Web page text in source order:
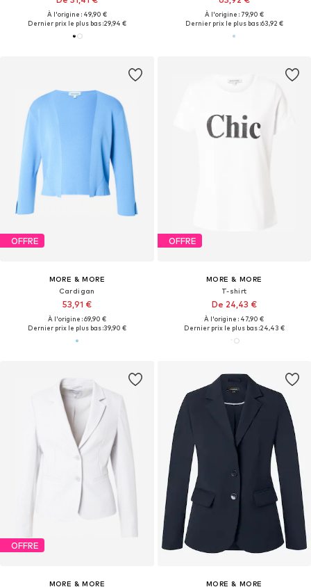
À l'origine : 49,90 €
Dernier prix le plus bas :29,94 €
À l'origine : 79,90 €
Dernier prix le plus bas :63,92 €
OFFRE
MORE & MORE
Cardigan
53,91 €
À l'origine : 69,90 €
Dernier prix le plus bas :39,90 €
OFFRE
MORE & MORE
T-shirt
De 24,43 €
À l'origine : 47,90 €
Dernier prix le plus bas :24,43 €
OFFRE
MORE & MORE
MORE & MORE